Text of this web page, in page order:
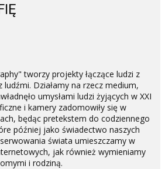
tworzy projekty łączące ludzi z
Działamy na rzecz medium,
umysłami ludzi żyjących w XXI
i kamery zadomowiły się w
będąc pretekstem do codziennego
później jako świadectwo naszych
świata umieszczamy w
jak również wymieniamy
i rodziną.